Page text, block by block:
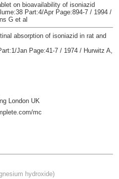
on bioavailability of isoniazid
Part:4/Apr Page:894-7 / 1994 /
G et al
absorption of isoniazid in rat and
Jan Page:41-7 / 1974 / Hurwitz A,
London UK
mc
hydroxide)